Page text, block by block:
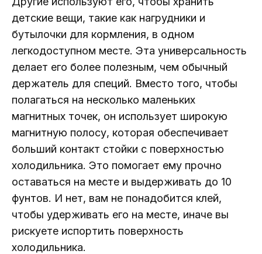
детские вещи, такие как нагрудники и
бутылочки для кормления, в одном
легкодоступном месте. Эта универсальность
делает его более полезным, чем обычный
держатель для специй. Вместо того, чтобы
полагаться на несколько маленьких
магнитных точек, он использует широкую
магнитную полосу, которая обеспечивает
больший контакт стойки с поверхностью
холодильника. Это помогает ему прочно
оставаться на месте и выдерживать до 10
фунтов. И нет, вам не понадобится клей,
чтобы удерживать его на месте, иначе вы
рискуете испортить поверхность
холодильника.